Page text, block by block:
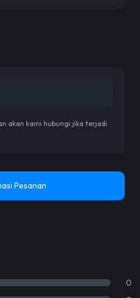
akan kami hubungi jika terjadi
Pesanan
0